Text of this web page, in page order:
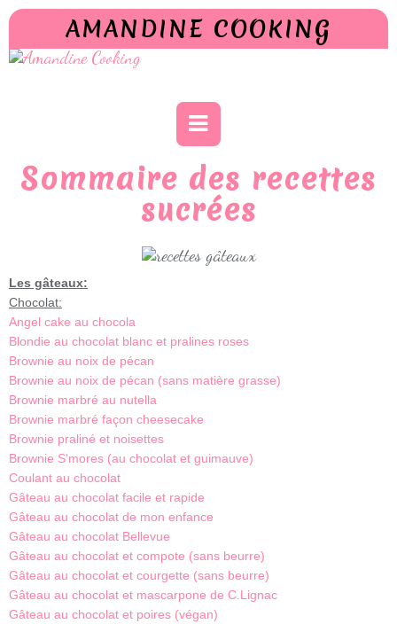
AMANDINE COOKING
Sommaire des recettes
sucrées
Les gâteaux:
Chocolat:
Angel cake au chocola
Blondie au chocolat blanc et pralines roses
Brownie au noix de pécan
Brownie au noix de pécan (sans matière grasse)
Brownie marbré au nutella
Brownie marbré façon cheesecake
Brownie praliné et noisettes
Brownie S'mores (au chocolat et guimauve)
Coulant au chocolat
Gâteau au chocolat facile et rapide
Gâteau au chocolat de mon enfance
Gâteau au chocolat Bellevue
Gâteau au chocolat et compote (sans beurre)
Gâteau au chocolat et courgette (sans beurre)
Gâteau au chocolat et mascarpone de C.Lignac
Gâteau au chocolat et poires (végan)